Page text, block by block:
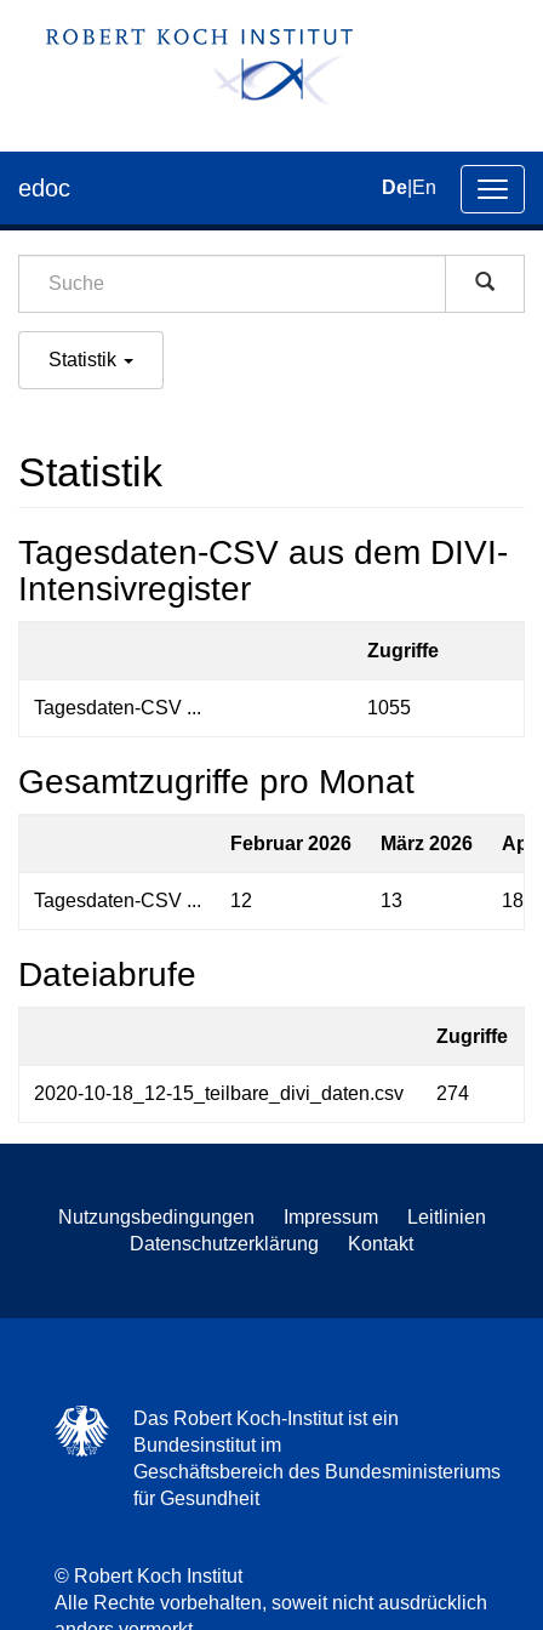
der
edoc De En
Statistik
Statistik
Tagesdaten-CSV aus dem DIVI-
Intensivregister
Zugriffe
Tagesdaten-CSV ... 1055
Gesamtzugriffe pro Monat
Februar 2026 März 2026
Tagesdaten-CSV ... 12 13 18
Dateiabrufe
Zugriffe
2020-10-18_12-15_teilbare_divi_daten.csv 274
Nutzungsbedingungen Impressum
Leitlinien
Datenschutzerklärung
Kontakt
Das Robert Koch-Institut ist ein
Bundesinstitut im
Geschäftsbereich des Bundesministeriums
für Gesundheit
© Robert Koch Institut
Alle Rechte vorbehalten, soweit nicht ausdrücklich